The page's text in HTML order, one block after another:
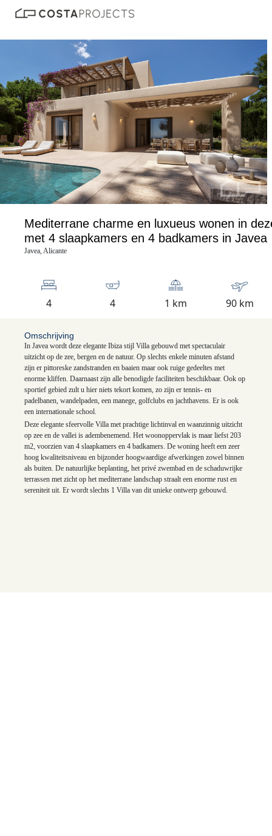
Mediterrane charme en luxueus wonen in
met 4 slaapkamers en 4 badkamers in Javea
Javea, Alicante
4 4 1 km 90 km
Omschrijving
In Javea wordt deze elegante Ibiza stijl Villa gebouwd met spectaculair
uitzicht op de zee, bergen en de natuur. Op slechts enkele minuten afstand
zijn er pittoreske zandstranden en baaien maar ook ruige gedeeltes met
enorme kliffen. Daarnaast zijn alle benodigde faciliteiten beschikbaar. Ook op
sportief gebied zult u hier niets tekort komen, zo zijn er tennis- en
padelbanen, wandelpaden, een manege, golfclubs en jachthavens. Er is ook
een internationale school.
Deze elegante sfeervolle Villa met prachtige lichtinval en waanzinnig uitzicht
op zee en de vallei is adembenemend. Het woonoppervlak is maar liefst 203
m2, voorzien van 4 slaapkamers en 4 badkamers. De woning heeft een zeer
hoog kwaliteitsniveau en bijzonder hoogwaardige afwerkingen zowel binnen
als buiten. De natuurlijke beplanting, het privé zwembad en de schaduwrijke
terrassen met zicht op het mediterrane landschap straalt een enorme rust en
sereniteit uit. Er wordt slechts 1 Villa van dit unieke ontwerp gebouwd.